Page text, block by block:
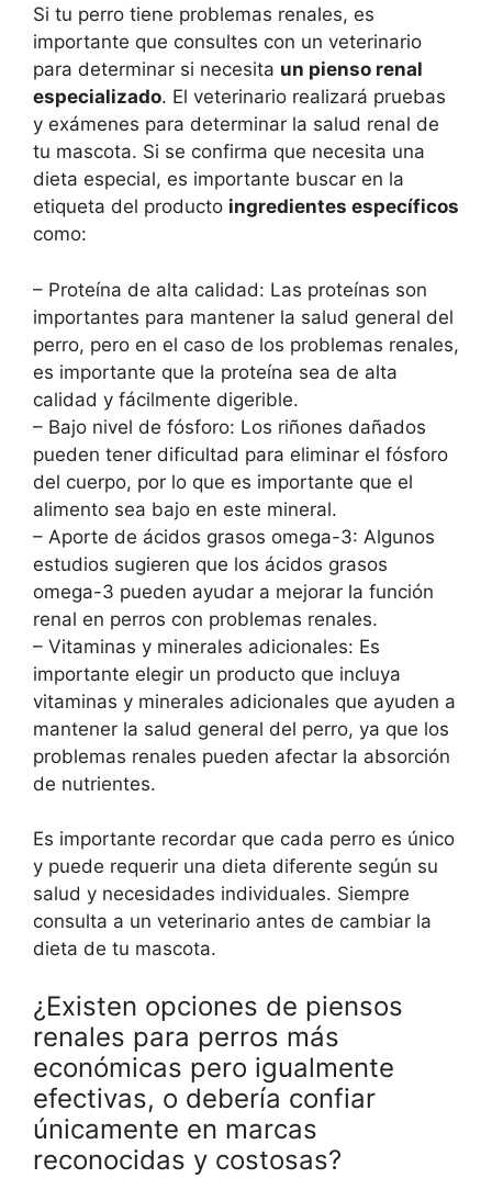
Si tu perro tiene problemas renales, es
importante que consultes con un veterinario
para determinar si necesita un pienso renal
especializado. El veterinario realizará pruebas
y exámenes para determinar la salud renal de
tu mascota. Si se confirma que necesita una
dieta especial, es importante buscar en la
etiqueta del producto ingredientes específicos
como:
– Proteína de alta calidad: Las proteínas son
importantes para mantener la salud general del
perro, pero en el caso de los problemas renales,
es importante que la proteína sea de alta
calidad y fácilmente digerible.
– Bajo nivel de fósforo: Los riñones dañados
pueden tener dificultad para eliminar el fósforo
del cuerpo, por lo que es importante que el
alimento sea bajo en este mineral.
– Aporte de ácidos grasos omega-3: Algunos
estudios sugieren que los ácidos grasos
omega-3 pueden ayudar a mejorar la función
renal en perros con problemas renales.
– Vitaminas y minerales adicionales: Es
importante elegir un producto que incluya
vitaminas y minerales adicionales que ayuden a
mantener la salud general del perro, ya que los
problemas renales pueden afectar la absorción
de nutrientes.
Es importante recordar que cada perro es único
y puede requerir una dieta diferente según su
salud y necesidades individuales. Siempre
consulta a un veterinario antes de cambiar la
dieta de tu mascota.
¿Existen opciones de piensos
renales para perros más
económicas pero igualmente
efectivas, o debería confiar
únicamente en marcas
reconocidas y costosas?